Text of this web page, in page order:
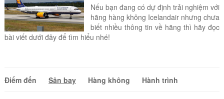
Nếu bạn đang có dự định trải nghiệm với
hãng hàng không Icelandair nhưng chưa
biết nhiều thông tin về hãng thì hãy đọc
bài viết dưới đây để tìm hiểu nhé!
Điểm đến Sân bay Hàng không Hành trình